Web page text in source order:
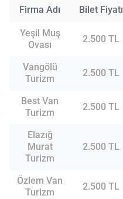
Firma Adı Bilet Fiyatı
Yeşil Muş
Ovası
2.500 TL
Vangölü
Turizm
2.500 TL
Best Van
Turizm
2.500 TL
Elazığ
Murat
Turizm
2.500 TL
Özlem Van
Turizm
2.500 TL